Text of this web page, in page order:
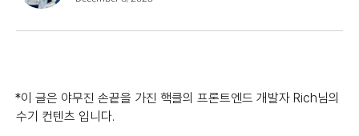
*이 글은 야무진 손끝을 가진 핵클의 프론트엔드 개발자 Rich님의
수기 컨텐츠 입니다.